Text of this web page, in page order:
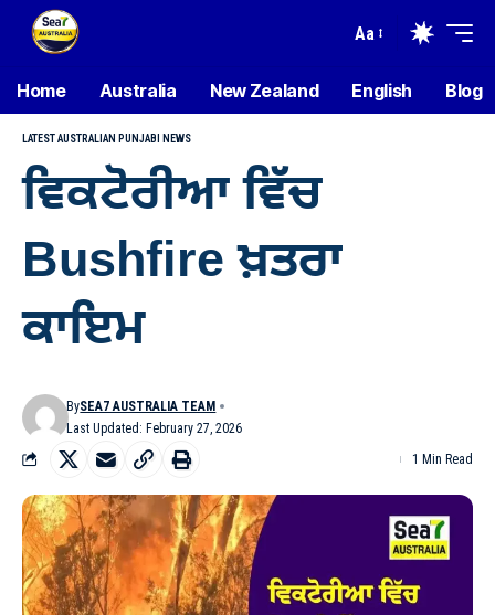
Aa
Home Australia New Zealand English Blog
LATEST AUSTRALIAN PUNJABI NEWS
ਵਿਕਟੋਰੀਆ ਵਿੱਚ
Bushfire ਖ਼ਤਰਾ
ਕਾਇਮ
Last Updated: February 27, 2026
BySEA7 AUSTRALIA TEAM
1 Min Read